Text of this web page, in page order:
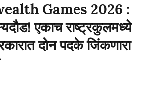
Games 2026 :
एकाच राष्ट्रकुलमध्ये
दोन पदके जिंकणारा